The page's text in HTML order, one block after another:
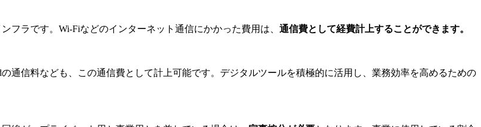
フラです。Wi-Fiなどのインターネット通信にかかった費用は、 通信費として経費計上することができます。
通信料なども、この通信費として計上可能です。デジタルツールを積極的に活用し、業務効率を高めるための